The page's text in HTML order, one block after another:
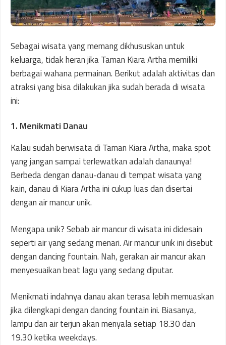
Sebagai wisata yang memang dikhususkan untuk
keluarga, tidak heran jika Taman Kiara Artha memiliki
berbagai wahana permainan. Berikut adalah aktivitas dan
atraksi yang bisa dilakukan jika sudah berada di wisata
ini:
1. Menikmati Danau
Kalau sudah berwisata di Taman Kiara Artha, maka spot
yang jangan sampai terlewatkan adalah danaunya!
Berbeda dengan danau-danau di tempat wisata yang
kain, danau di Kiara Artha ini cukup luas dan disertai
dengan air mancur unik.
Mengapa unik? Sebab air mancur di wisata ini didesain
seperti air yang sedang menari. Air mancur unik ini disebut
dengan dancing fountain. Nah, gerakan air mancur akan
menyesuaikan beat lagu yang sedang diputar.
Menikmati indahnya danau akan terasa lebih memuaskan
jika dilengkapi dengan dancing fountain ini. Biasanya,
lampu dan air terjun akan menyala setiap 18.30 dan
19.30 ketika weekdays.